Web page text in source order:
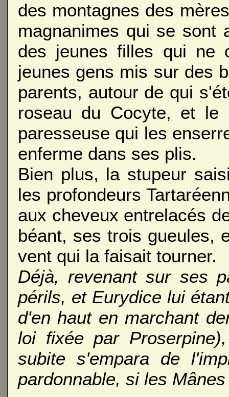
des montagnes des
magnanimes qui se sont
des jeunes filles qui ne
jeunes gens mis sur des
parents, autour de qui
roseau du Cocyte, et le
paresseuse qui les
enferme dans ses plis.
Bien plus, la stupeur
les profondeurs
aux cheveux entrelacés
béant, ses trois gueules,
vent qui la faisait tourner.
Déjà, revenant sur ses
périls, et Eurydice lui
d'en haut en marchant
loi fixée par
subite s'empara de
pardonnable, si les